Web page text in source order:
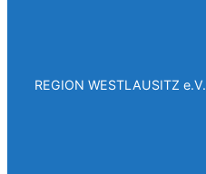
REGION WESTLAUSITZ e.V.